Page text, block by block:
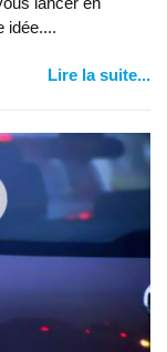
idée....
Lire la suite...